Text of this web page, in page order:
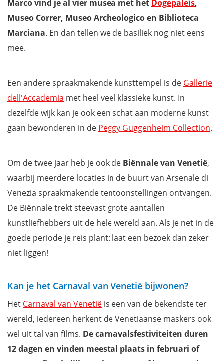
Marco vind je al vier musea met het Dogepaleis,
Museo Correr, Museo Archeologico en Biblioteca
Marciana. En dan tellen we de basiliek nog niet eens
mee.
Een andere spraakmakende kunsttempel is de Gallerie
dell'Accademia met heel veel klassieke kunst. In
dezelfde wijk kan je ook een schat aan moderne kunst
gaan bewonderen in de Peggy Guggenheim Collection.
Om de twee jaar heb je ook de Biënnale van Venetië,
waarbij meerdere locaties in de buurt van Arsenale di
Venezia spraakmakende tentoonstellingen ontvangen.
De Biënnale trekt steevast grote aantallen
kunstliefhebbers uit de hele wereld aan. Als je net in de
goede periode je reis plant: laat een bezoek dan zeker
niet liggen!
Kan je het Carnaval van Venetië bijwonen?
Het Carnaval van Venetië is een van de bekendste ter
wereld, iedereen herkent de Venetiaanse maskers ook
wel uit tal van films. De carnavalsfestiviteiten duren
12 dagen en vinden meestal plaats in februari of